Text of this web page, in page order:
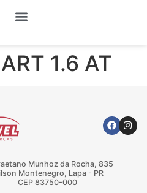
1.6 AT
Munhoz da Rocha, 835
Montenegro, Lapa - PR
CEP 83750-000